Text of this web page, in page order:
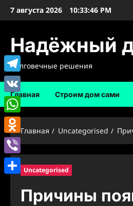
Перейти
7 августа 2026 10:33:47 PM
Надёжный
Долговечные решения
Главная Строим дом сами
Главная Uncategorised
Uncategorised
Причины
Telegram
VK
WhatsApp
Odnoklassniki
Viber